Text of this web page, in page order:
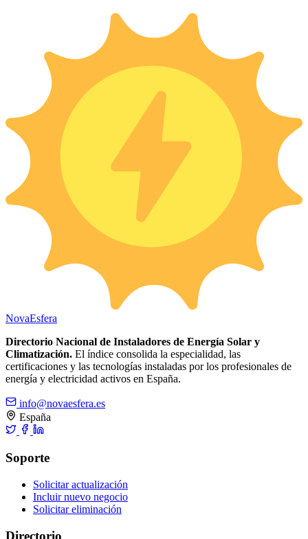
NovaEsfera
Directorio Nacional de Instaladores de Energía Solar y
Climatización. El índice consolida la especialidad, las
certificaciones y las tecnologías instaladas por los profesionales de
energía y electricidad activos en España.
info@novaesfera.es
España
Soporte
Solicitar actualización
Incluir nuevo negocio
Solicitar eliminación
Directorio